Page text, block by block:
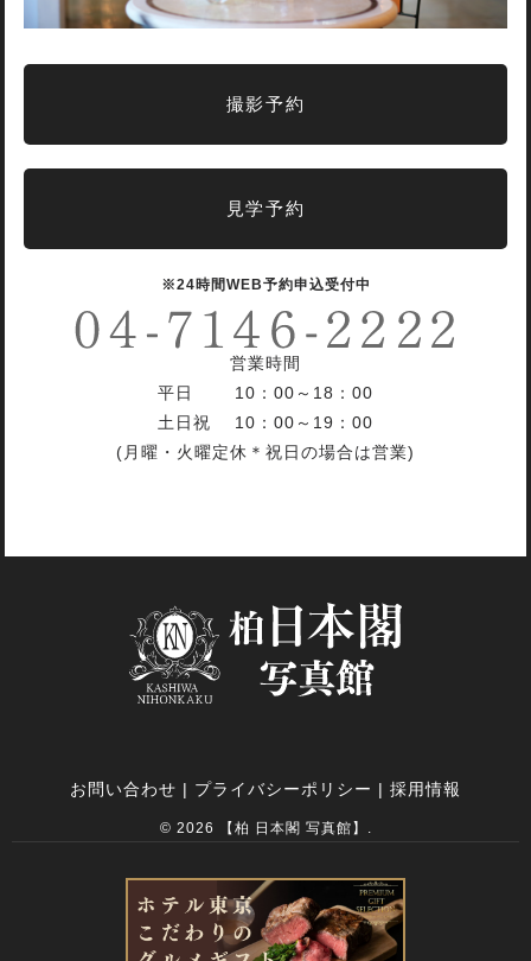
撮影予約
見学予約
※24時間WEB予約申込受付中
営業時間
平日 10：00～18：00
土日祝 10：00～19：00
(月曜・火曜定休＊祝日の場合は営業)
お問い合わせ | プライバシーポリシー | 採用情報
© 2026 【柏 日本閣 写真館】.